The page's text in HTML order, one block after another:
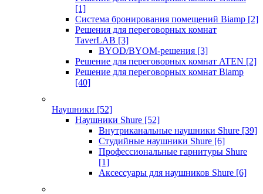
[1]
Система бронирования помещений Biamp [2]
Решения для переговорных комнат
TaverLAB [3]
BYOD/BYOM-решения [3]
Решение для переговорных комнат ATEN [2]
Решение для переговорных комнат Biamp
[40]
Наушники [52]
Наушники Shure [52]
Внутриканальные наушники Shure [39]
Студийные наушники Shure [6]
Профессиональные гарнитуры Shure
[1]
Аксессуары для наушников Shure [6]